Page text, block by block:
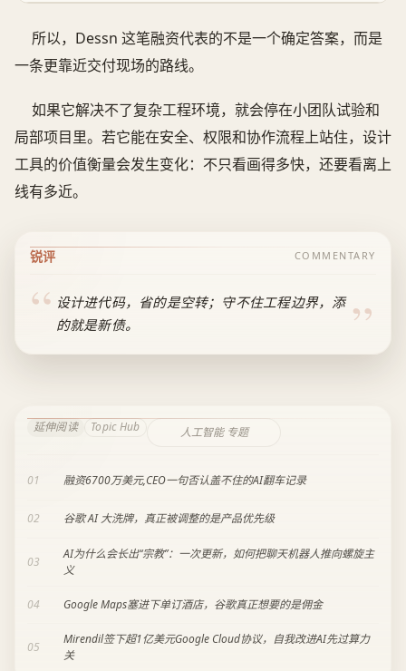
所以，Dessn 这笔融资代表的不是一个确定答案，而是
一条更靠近交付现场的路线。
如果它解决不了复杂工程环境，就会停在小团队试验和
局部项目里。若它能在安全、权限和协作流程上站住，设计
工具的价值衡量会发生变化：不只看画得多快，还要看离上
线有多近。
锐评 COMMENTARY
设计进代码，省的是空转；守不住工程边界，添
的就是新债。
延伸阅读 Topic Hub 人工智能 专题
01 融资6700万美元,CEO一句否认盖不住的AI翻车记录
02 谷歌 AI 大洗牌，真正被调整的是产品优先级
03
AI为什么会长出“宗教”：一次更新，如何把聊天机器人推向螺旋主
义
04 Google Maps塞进下单订酒店，谷歌真正想要的是佣金
05
Mirendil签下超1亿美元Google Cloud协议，自我改进AI先过算力
关